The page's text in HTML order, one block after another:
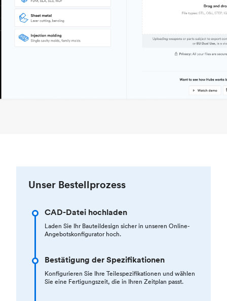
Unser Bestellprozess
CAD-Datei hochladen
Laden Sie Ihr Bauteildesign sicher in unseren Online-
Angebotskonfigurator hoch.
Bestätigung der Spezifikationen
Konfigurieren Sie Ihre Teilespezifikationen und wählen
Sie eine Fertigungszeit, die in Ihren Zeitplan passt.